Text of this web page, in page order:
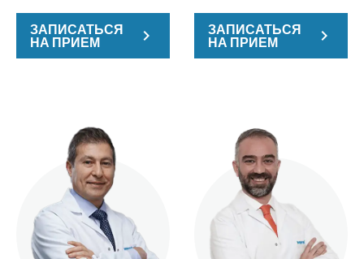
ЗАПИСАТЬСЯ
НА ПРИЕМ
ЗАПИСАТЬСЯ
НА ПРИЕМ